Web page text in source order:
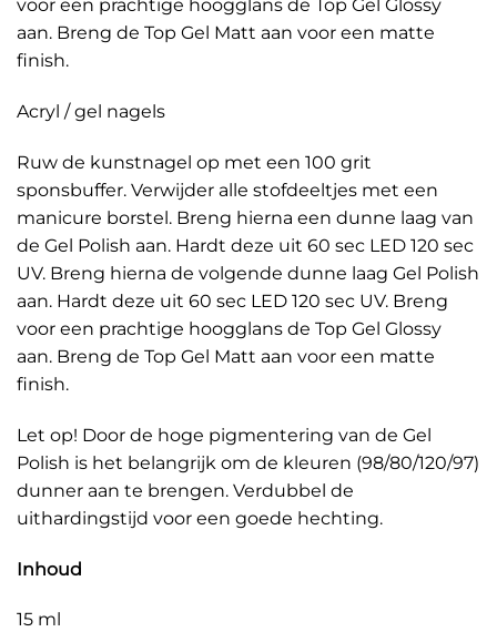
voor een prachtige hoogglans de Top Gel Glossy
aan. Breng de Top Gel Matt aan voor een matte
finish.
Acryl / gel nagels
Ruw de kunstnagel op met een 100 grit
sponsbuffer. Verwijder alle stofdeeltjes met een
manicure borstel. Breng hierna een dunne laag van
de Gel Polish aan. Hardt deze uit 60 sec LED 120 sec
UV. Breng hierna de volgende dunne laag Gel Polish
aan. Hardt deze uit 60 sec LED 120 sec UV. Breng
voor een prachtige hoogglans de Top Gel Glossy
aan. Breng de Top Gel Matt aan voor een matte
finish.
Let op! Door de hoge pigmentering van de Gel
Polish is het belangrijk om de kleuren (98/80/120/97)
dunner aan te brengen. Verdubbel de
uithardingstijd voor een goede hechting.
Inhoud
15 ml